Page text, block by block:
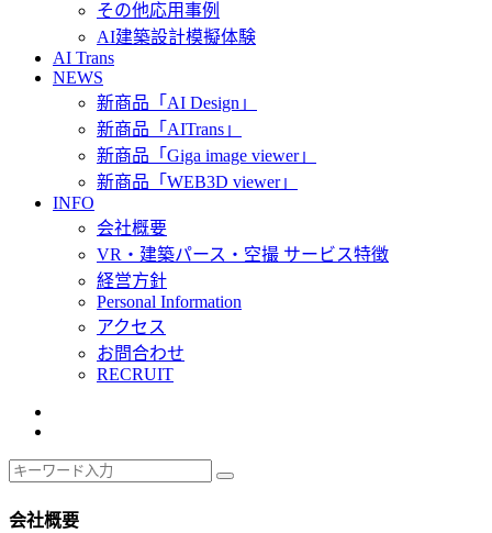
その他応用事例
AI建築設計模擬体験
AI Trans
NEWS
新商品「AI Design」
新商品「AITrans」
新商品「Giga image viewer」
新商品「WEB3D viewer」
INFO
会社概要
VR・建築パース・空撮 サービス特徴
経営方針
Personal Information
アクセス
お問合わせ
RECRUIT
会社概要